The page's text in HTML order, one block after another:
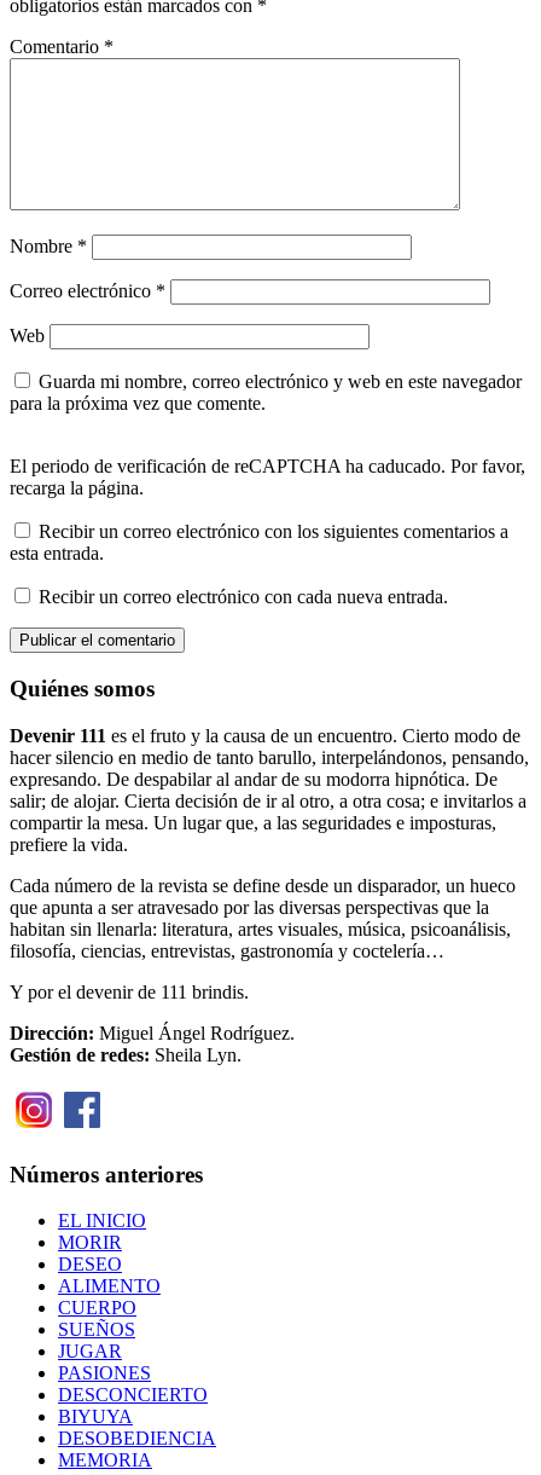
obligatorios están marcados con *
Comentario *
Nombre *
Correo electrónico *
Web
Guarda mi nombre, correo electrónico y web en este navegador
para la próxima vez que comente.
El periodo de verificación de reCAPTCHA ha caducado. Por favor,
recarga la página.
Recibir un correo electrónico con los siguientes comentarios a
esta entrada.
Recibir un correo electrónico con cada nueva entrada.
Quiénes somos
Devenir 111 es el fruto y la causa de un encuentro. Cierto modo de
hacer silencio en medio de tanto barullo, interpelándonos, pensando,
expresando. De despabilar al andar de su modorra hipnótica. De
salir; de alojar. Cierta decisión de ir al otro, a otra cosa; e invitarlos a
compartir la mesa. Un lugar que, a las seguridades e imposturas,
prefiere la vida.
Cada número de la revista se define desde un disparador, un hueco
que apunta a ser atravesado por las diversas perspectivas que la
habitan sin llenarla: literatura, artes visuales, música, psicoanálisis,
filosofía, ciencias, entrevistas, gastronomía y coctelería…
Y por el devenir de 111 brindis.
Dirección: Miguel Ángel Rodríguez.
Gestión de redes: Sheila Lyn.
Números anteriores
EL INICIO
MORIR
DESEO
ALIMENTO
CUERPO
SUEÑOS
JUGAR
PASIONES
DESCONCIERTO
BIYUYA
DESOBEDIENCIA
MEMORIA